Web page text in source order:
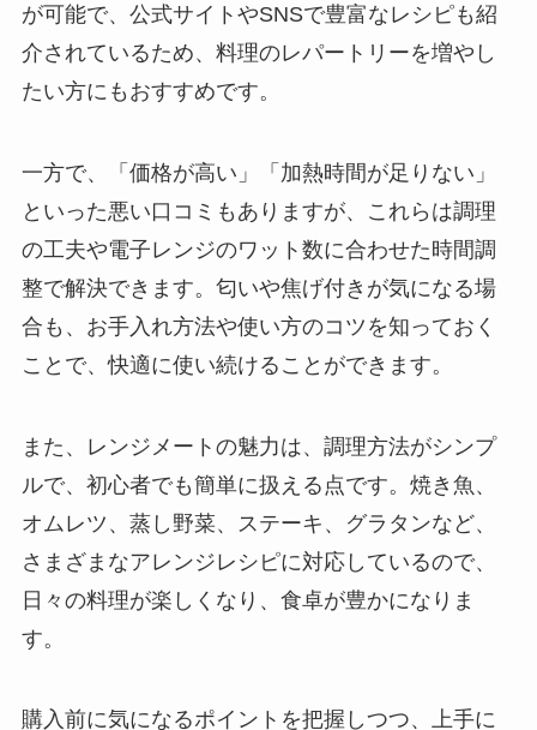
が可能で、公式サイトやSNSで豊富なレシピも紹
介されているため、料理のレパートリーを増やし
たい方にもおすすめです。
一方で、「価格が高い」「加熱時間が足りない」
といった悪い口コミもありますが、これらは調理
の工夫や電子レンジのワット数に合わせた時間調
整で解決できます。匂いや焦げ付きが気になる場
合も、お手入れ方法や使い方のコツを知っておく
ことで、快適に使い続けることができます。
また、レンジメートの魅力は、調理方法がシンプ
ルで、初心者でも簡単に扱える点です。焼き魚、
オムレツ、蒸し野菜、ステーキ、グラタンなど、
さまざまなアレンジレシピに対応しているので、
日々の料理が楽しくなり、食卓が豊かになりま
す。
購入前に気になるポイントを把握しつつ、上手に